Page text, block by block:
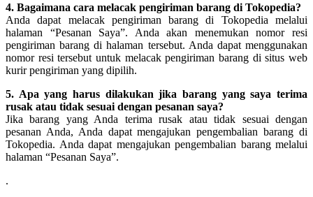
4. Bagaimana cara melacak pengiriman barang di Tokopedia?
Anda dapat melacak pengiriman barang di Tokopedia melalui
halaman “Pesanan Saya”. Anda akan menemukan nomor resi
pengiriman barang di halaman tersebut. Anda dapat menggunakan
nomor resi tersebut untuk melacak pengiriman barang di situs web
kurir pengiriman yang dipilih.
5. Apa yang harus dilakukan jika barang yang saya terima
rusak atau tidak sesuai dengan pesanan saya?
Jika barang yang Anda terima rusak atau tidak sesuai dengan
pesanan Anda, Anda dapat mengajukan pengembalian barang di
Tokopedia. Anda dapat mengajukan pengembalian barang melalui
halaman “Pesanan Saya”.
.